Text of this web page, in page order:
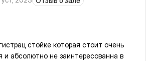
стойке которая стоит очень
и абсолютно не заинтересованна в